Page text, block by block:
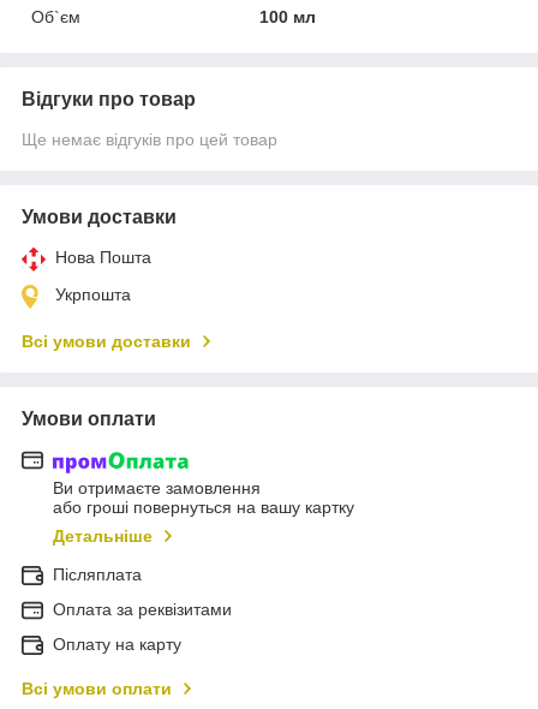
Об`єм
100 мл
Відгуки про товар
Ще немає відгуків про цей товар
Умови доставки
Нова Пошта
Укрпошта
Всі умови доставки
Умови оплати
Ви отримаєте замовлення
або гроші повернуться на вашу картку
Детальніше
Післяплата
Оплата за реквізитами
Оплату на карту
Всі умови оплати